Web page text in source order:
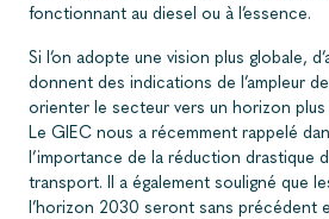
fonctionnant au diesel ou à l’essence.
Si l’on adopte une vision plus globale,
donnent des indications de l’ampleur
orienter le secteur vers un horizon
Le GIEC nous a récemment rappelé
l’importance de la réduction drastique
transport. Il a également souligné que
l’horizon 2030 seront sans précédent